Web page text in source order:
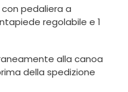
pedaliera a
regolabile e 1
alla canoa
della spedizione